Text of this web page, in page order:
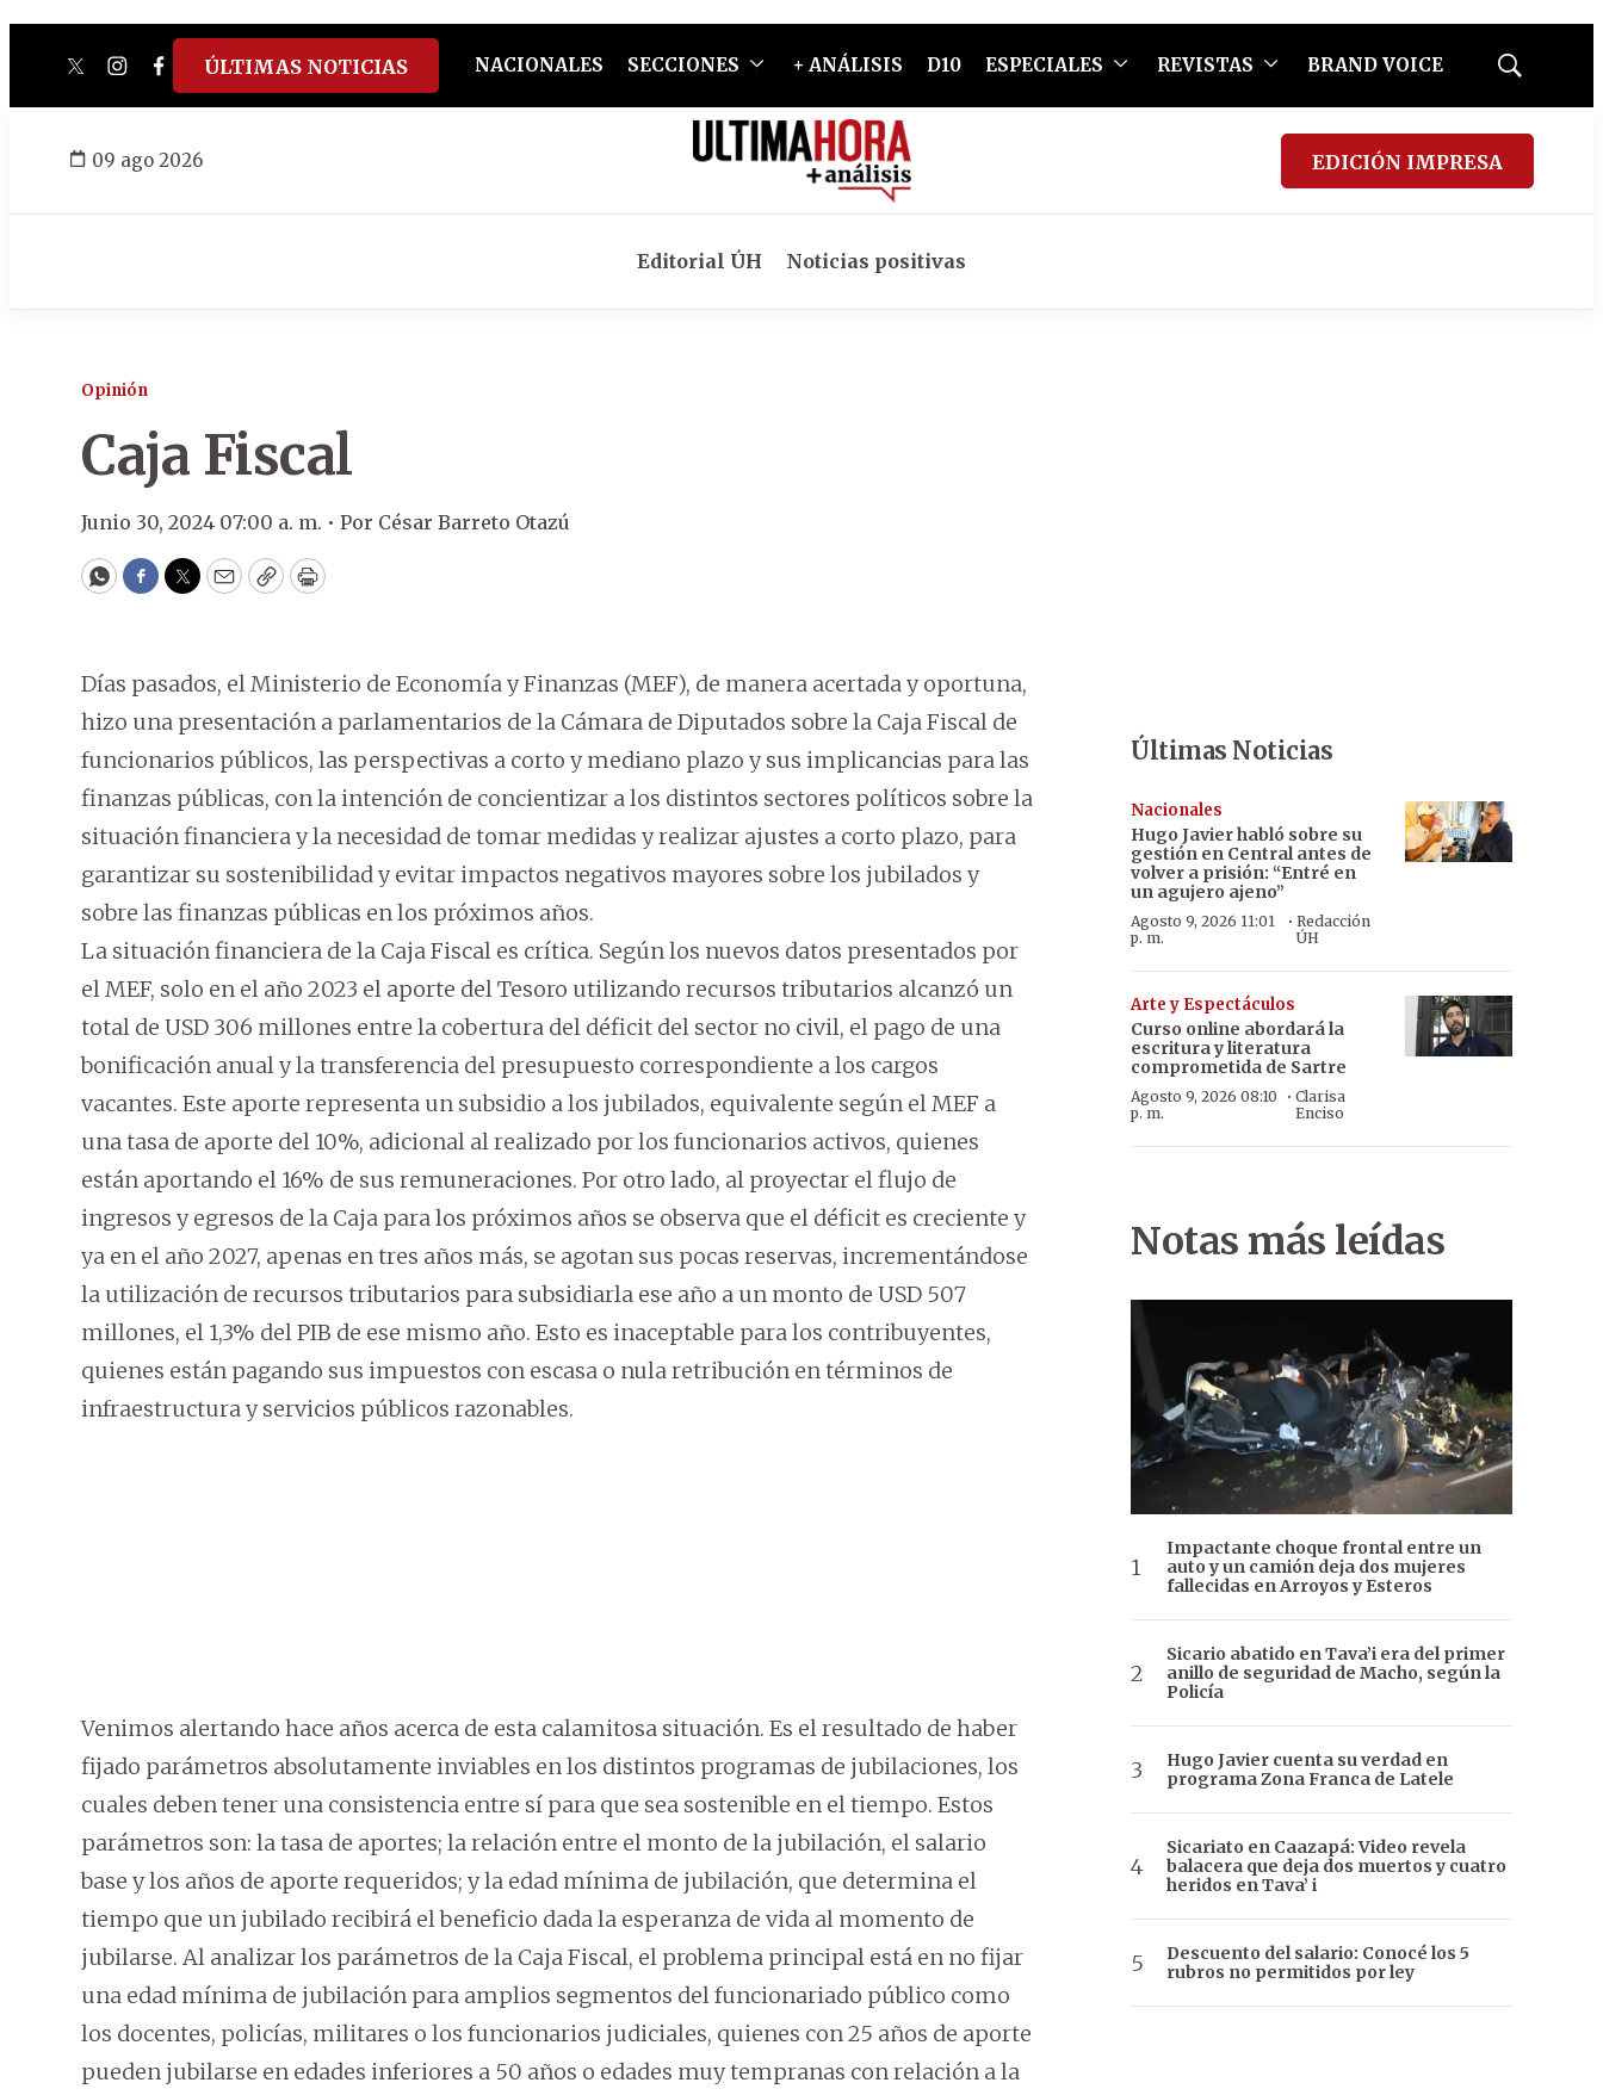
twitterinstagram
facebook
tiktokyoutube
spotify
ÚLTIMAS NOTICIAS NACIONALES SECCIONES + ANÁLISIS D10 ESPECIALES REVISTAS BRAND VOICE
Mostrar
09 ago 2026 EDICIÓN IMPRESA
Editorial ÚH Noticias positivas
Opinión
Caja Fiscal
Junio 30, 2024 07:00 a. m. • Por César Barreto Otazú
WhatsApp
Facebook
Twitter
EmailCopyPrint
Días pasados, el Ministerio de Economía y Finanzas (MEF), de manera acertada y oportuna,
hizo una presentación a parlamentarios de la Cámara de Diputados sobre la Caja Fiscal de
funcionarios públicos, las perspectivas a corto y mediano plazo y sus implicancias para las
finanzas públicas, con la intención de concientizar a los distintos sectores políticos sobre la
situación financiera y la necesidad de tomar medidas y realizar ajustes a corto plazo, para
garantizar su sostenibilidad y evitar impactos negativos mayores sobre los jubilados y
sobre las finanzas públicas en los próximos años.
La situación financiera de la Caja Fiscal es crítica. Según los nuevos datos presentados por
el MEF, solo en el año 2023 el aporte del Tesoro utilizando recursos tributarios alcanzó un
total de USD 306 millones entre la cobertura del déficit del sector no civil, el pago de una
bonificación anual y la transferencia del presupuesto correspondiente a los cargos
vacantes. Este aporte representa un subsidio a los jubilados, equivalente según el MEF a
una tasa de aporte del 10%, adicional al realizado por los funcionarios activos, quienes
están aportando el 16% de sus remuneraciones. Por otro lado, al proyectar el flujo de
ingresos y egresos de la Caja para los próximos años se observa que el déficit es creciente y
ya en el año 2027, apenas en tres años más, se agotan sus pocas reservas, incrementándose
la utilización de recursos tributarios para subsidiarla ese año a un monto de USD 507
millones, el 1,3% del PIB de ese mismo año. Esto es inaceptable para los contribuyentes,
quienes están pagando sus impuestos con escasa o nula retribución en términos de
infraestructura y servicios públicos razonables.
Venimos alertando hace años acerca de esta calamitosa situación. Es el resultado de haber
fijado parámetros absolutamente inviables en los distintos programas de jubilaciones, los
cuales deben tener una consistencia entre sí para que sea sostenible en el tiempo. Estos
parámetros son: la tasa de aportes; la relación entre el monto de la jubilación, el salario
base y los años de aporte requeridos; y la edad mínima de jubilación, que determina el
tiempo que un jubilado recibirá el beneficio dada la esperanza de vida al momento de
jubilarse. Al analizar los parámetros de la Caja Fiscal, el problema principal está en no fijar
una edad mínima de jubilación para amplios segmentos del funcionariado público como
los docentes, policías, militares o los funcionarios judiciales, quienes con 25 años de aporte
pueden jubilarse en edades inferiores a 50 años o edades muy tempranas con relación a la
Últimas Noticias
Nacionales
Hugo Javier habló sobre su
gestión en Central antes de
volver a prisión: “Entré en
un agujero ajeno”
Agosto 9, 2026 11:01
p. m.
· Redacción
ÚH
Arte y Espectáculos
Curso online abordará la
escritura y literatura
comprometida de Sartre
Agosto 9, 2026 08:10
p. m.
·Clarisa
Enciso
Notas más leídas
Impactante choque frontal entre un
auto y un camión deja dos mujeres
fallecidas en Arroyos y Esteros
Sicario abatido en Tava’i era del primer
anillo de seguridad de Macho, según la
Policía
Hugo Javier cuenta su verdad en
programa Zona Franca de Latele
Sicariato en Caazapá: Video revela
balacera que deja dos muertos y cuatro
heridos en Tava’ i
Descuento del salario: Conocé los 5
rubros no permitidos por ley